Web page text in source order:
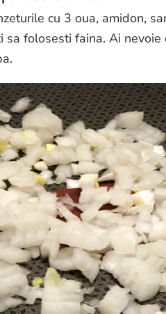
cu 3 oua, amidon,
sa folosesti faina. Ai